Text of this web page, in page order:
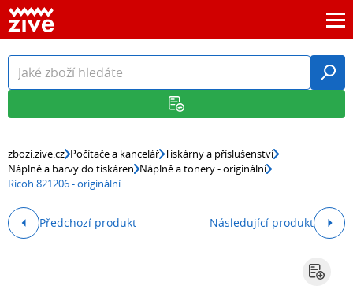
zbozi.zive.cz Počítače a kancelář Tiskárny a příslušenství
Náplně a barvy do tiskáren Náplně a tonery - originální
Ricoh 821206 - originální
Předchozí produkt Následující produkt